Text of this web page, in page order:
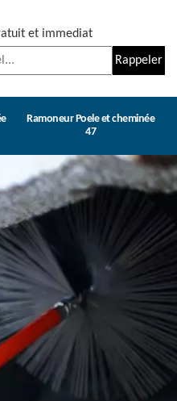
et immediat
Ramoneur Poele et cheminée
47